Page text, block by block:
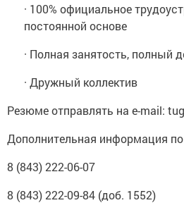
· 100% официальное
постоянной основе
· Полная занятость, полный
· Дружный коллектив
Резюме отправлять на e-mail:
Дополнительная информация
8 (843) 222-06-07
8 (843) 222-09-84 (доб. 1552)